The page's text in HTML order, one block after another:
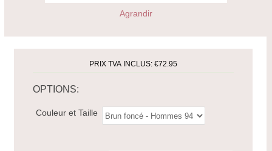
Agrandir
PRIX TVA INCLUS:€72.95
OPTIONS:
Couleur et Taille